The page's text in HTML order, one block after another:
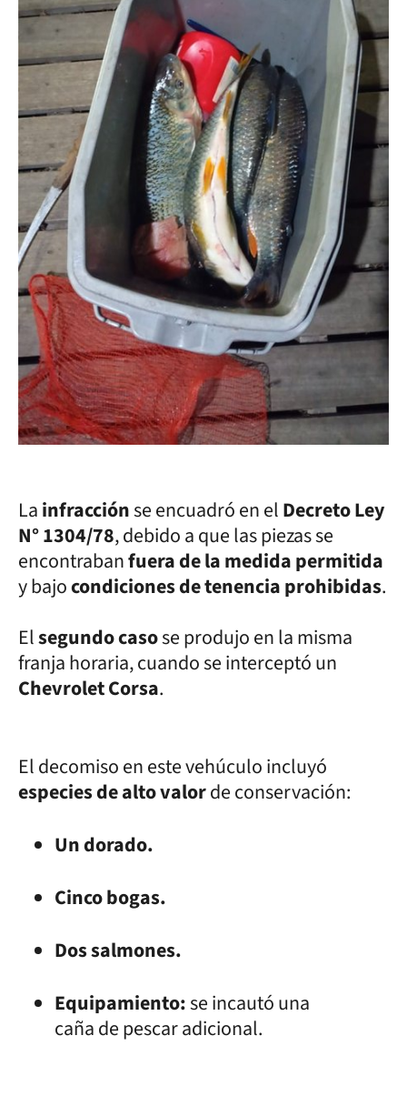
Lainfracciónse encuadró en elDecreto Ley
N° 1304/78, debido a que las piezas se
encontrabanfuera de la medida permitida
y bajocondiciones de tenencia prohibidas.
Elsegundo casose produjo en la misma
franja horaria, cuando se interceptó un
Chevrolet Corsa.
El decomiso en este vehúculo incluyó
especies de alto valorde conservación:
Un dorado.
Cinco bogas.
Dos salmones.
Equipamiento:se incautó una
caña de pescar adicional.